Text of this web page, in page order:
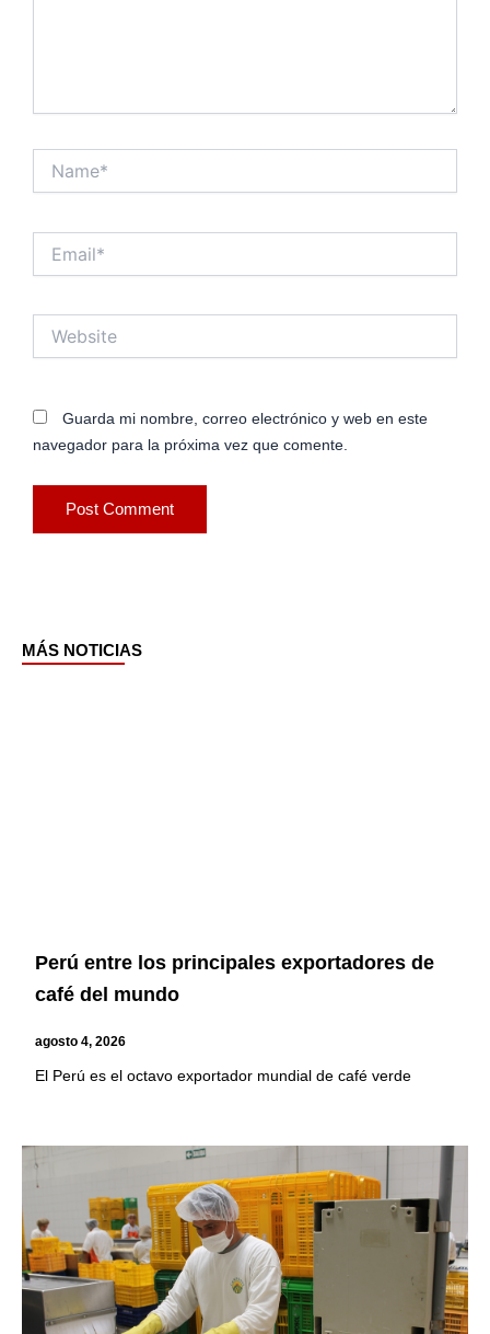
Guarda mi nombre, correo electrónico y web en este
navegador para la próxima vez que comente.
MÁS NOTICIAS
Perú entre los principales exportadores de
café del mundo
agosto 4, 2026
El Perú es el octavo exportador mundial de café verde